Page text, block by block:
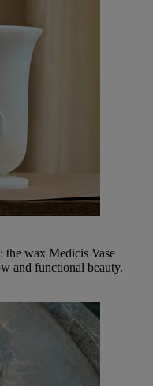
the wax Medicis Vase
and functional beauty.